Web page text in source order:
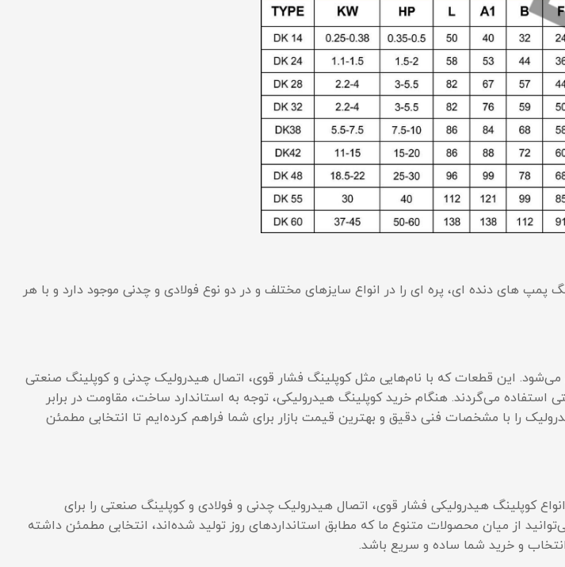
پمپ های دنده ای، پره ای را در انواع سایزهای مختلف و در دو نوع فولادی و چدنی موجود دارد و با هر
این قطعات که با نام‌هایی مثل کوپلینگ فشار قوی، اتصال هیدرولیک چدنی و کوپلینگ صنعتی
می‌گردند. هنگام خرید کوپلینگ هیدرولیکی، توجه به استاندارد ساخت، مقاومت در برابر
را با مشخصات فنی دقیق و بهترین قیمت بازار برای شما فراهم کرده‌ایم تا انتخابی مطمئن
کوپلینگ هیدرولیکی فشار قوی، اتصال هیدرولیک چدنی و فولادی و کوپلینگ صنعتی را برای
از میان محصولات متنوع ما که مطابق استانداردهای روز تولید شده‌اند، انتخابی مطمئن داشته
و خرید شما ساده و سریع باشد.